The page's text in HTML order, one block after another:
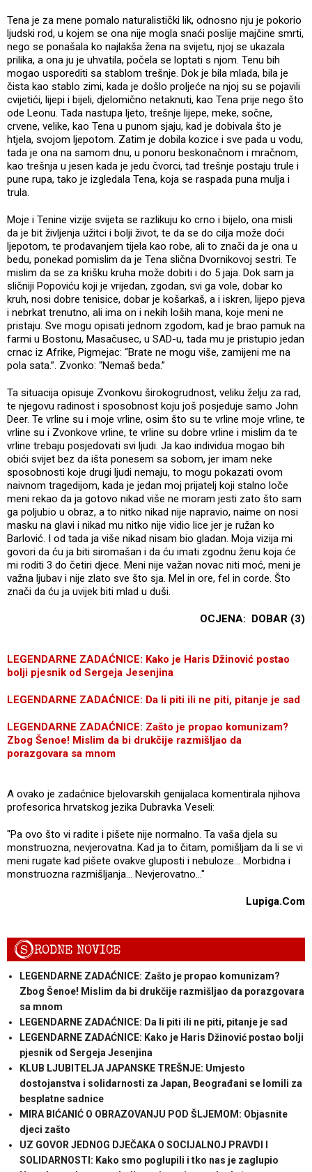
Tena je za mene pomalo naturalistički lik, odnosno nju je pokorio
ljudski rod, u kojem se ona nije mogla snaći poslije majčine smrti,
nego se ponašala ko najlakša žena na svijetu, njoj se ukazala
prilika, a ona ju je uhvatila, počela se loptati s njom. Tenu bih
mogao usporediti sa stablom trešnje. Dok je bila mlada, bila je
čista kao stablo zimi, kada je došlo proljeće na njoj su se pojavili
cvijetići, lijepi i bijeli, djelomično netaknuti, kao Tena prije nego što
ode Leonu. Tada nastupa ljeto, trešnje lijepe, meke, sočne,
crvene, velike, kao Tena u punom sjaju, kad je dobivala što je
htjela, svojom ljepotom. Zatim je dobila kozice i sve pada u vodu,
tada je ona na samom dnu, u ponoru beskonačnom i mračnom,
kao trešnja u jesen kada je jedu čvorci, tad trešnje postaju trule i
pune rupa, tako je izgledala Tena, koja se raspada puna mulja i
trula.
Moje i Tenine vizije svijeta se razlikuju ko crno i bijelo, ona misli
da je bit življenja užitci i bolji život, te da se do cilja može doći
ljepotom, te prodavanjem tijela kao robe, ali to znači da je ona u
bedu, ponekad pomislim da je Tena slična Dvornikovoj sestri. Te
mislim da se za krišku kruha može dobiti i do 5 jaja. Dok sam ja
sličniji Popoviću koji je vrijedan, zgodan, svi ga vole, dobar ko
kruh, nosi dobre tenisice, dobar je košarkaš, a i iskren, lijepo pjeva
i nebrkat trenutno, ali ima on i nekih loših mana, koje meni ne
pristaju. Sve mogu opisati jednom zgodom, kad je brao pamuk na
farmi u Bostonu, Masačusec, u SAD-u, tada mu je pristupio jedan
crnac iz Afrike, Pigmejac: “Brate ne mogu više, zamijeni me na
pola sata.”. Zvonko: “Nemaš beda.”
Ta situacija opisuje Zvonkovu širokogrudnost, veliku želju za rad,
te njegovu radinost i sposobnost koju još posjeduje samo John
Deer. Te vrline su i moje vrline, osim što su te vrline moje vrline, te
vrline su i Zvonkove vrline, te vrline su dobre vrline i mislim da te
vrline trebaju posjedovati svi ljudi. Ja kao individua mogao bih
obići svijet bez da išta ponesem sa sobom, jer imam neke
sposobnosti koje drugi ljudi nemaju, to mogu pokazati ovom
naivnom tragedijom, kada je jedan moj prijatelj koji stalno loče
meni rekao da ja gotovo nikad više ne moram jesti zato što sam
ga poljubio u obraz, a to nitko nikad nije napravio, naime on nosi
masku na glavi i nikad mu nitko nije vidio lice jer je ružan ko
Barlović. I od tada ja više nikad nisam bio gladan. Moja vizija mi
govori da ću ja biti siromašan i da ću imati zgodnu ženu koja će
mi roditi 3 do četiri djece. Meni nije važan novac niti moć, meni je
važna ljubav i nije zlato sve što sja. Mel in ore, fel in corde. Što
znači da ću ja uvijek biti mlad u duši.
OCJENA: DOBAR (3)
LEGENDARNE ZADAĆNICE: Kako je Haris Džinović postao
bolji pjesnik od Sergeja Jesenjina
LEGENDARNE ZADAĆNICE: Da li piti ili ne piti, pitanje je sad
LEGENDARNE ZADAĆNICE: Zašto je propao komunizam?
Zbog Šenoe! Mislim da bi drukčije razmišljao da
porazgovara sa mnom
A ovako je zadaćnice bjelovarskih genijalaca komentirala njihova
profesorica hrvatskog jezika Dubravka Veseli:
"Pa ovo što vi radite i pišete nije normalno. Ta vaša djela su
monstruozna, nevjerovatna. Kad ja to čitam, pomišljam da li se vi
meni rugate kad pišete ovakve gluposti i nebuloze... Morbidna i
monstruozna razmišljanja... Nevjerovatno..."
Lupiga.Com
SRODNE NOVICE
LEGENDARNE ZADAĆNICE: Zašto je propao komunizam?
Zbog Šenoe! Mislim da bi drukčije razmišljao da porazgovara
sa mnom
LEGENDARNE ZADAĆNICE: Da li piti ili ne piti, pitanje je sad
LEGENDARNE ZADAĆNICE: Kako je Haris Džinović postao bolji
pjesnik od Sergeja Jesenjina
KLUB LJUBITELJA JAPANSKE TREŠNJE: Umjesto
dostojanstva i solidarnosti za Japan, Beograđani se lomili za
besplatne sadnice
MIRA BIĆANIĆ O OBRAZOVANJU POD ŠLJEMOM: Objasnite
djeci zašto
UZ GOVOR JEDNOG DJEČAKA O SOCIJALNOJ PRAVDI I
SOLIDARNOSTI: Kako smo poglupili i tko nas je zaglupio